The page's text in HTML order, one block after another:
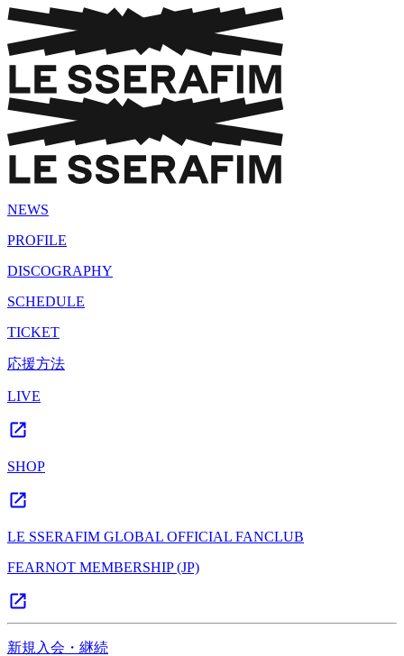
NEWS
PROFILE
DISCOGRAPHY
SCHEDULE
TICKET
応援方法
LIVE
SHOP
LE SSERAFIM GLOBAL OFFICIAL FANCLUB
FEARNOT MEMBERSHIP (JP)
新規入会・継続